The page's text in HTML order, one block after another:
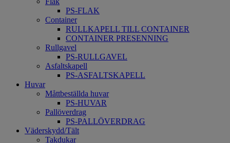
PS-FLAK
Container
RULLKAPELL TILL CONTAINER
CONTAINER PRESENNING
Rullgavel
PS-RULLGAVEL
Asfaltskapell
PS-ASFALTSKAPELL
Huvar
Måttbeställda huvar
PS-HUVAR
Pallöverdrag
PS-PALLÖVERDRAG
Väderskydd/Tält
Takdukar